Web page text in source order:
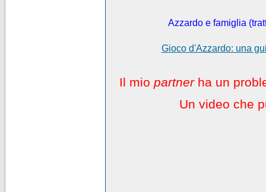
Azzardo e famiglia
Gioco d'Azzardo: una
Il mio partnerha un
Un video che